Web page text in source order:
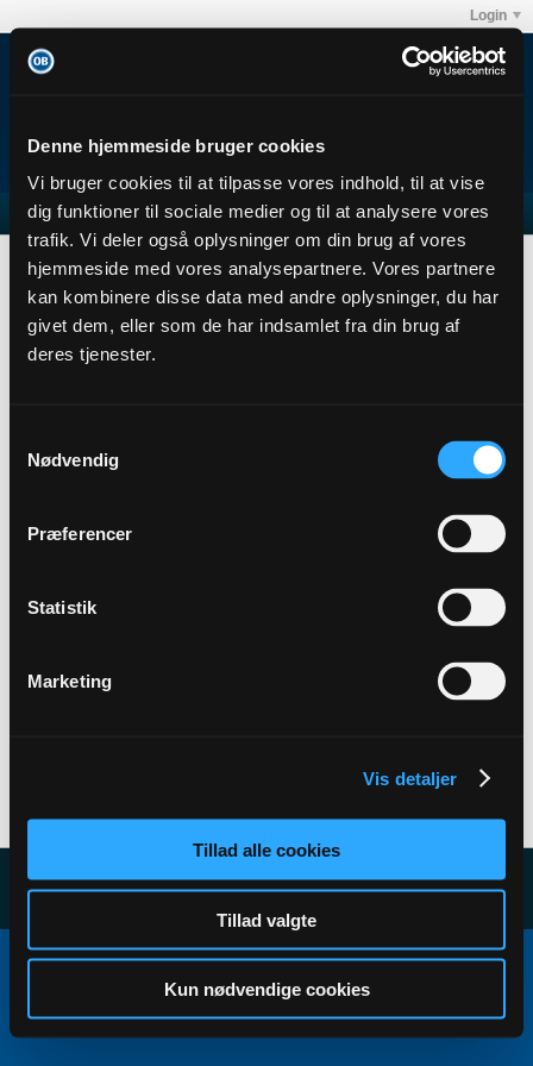
Denne hjemmeside bruger cookies
Vi bruger cookies til at tilpasse vores indhold, til at vise
dig funktioner til sociale medier og til at analysere vores
trafik. Vi deler også oplysninger om din brug af vores
hjemmeside med vores analysepartnere. Vores partnere
kan kombinere disse data med andre oplysninger, du har
givet dem, eller som de har indsamlet fra din brug af
deres tjenester.
Nødvendig
Præferencer
Statistik
Marketing
Vis detaljer
Tillad alle cookies
Tillad valgte
Kun nødvendige cookies
Login
Subscribers
Subscription
MiXiM
Senior Member
0
0
Copyright ©2000 - 2026, Jelsoft Enterprises Ltd.
All times are GMT+1. This page was generated at 01:48.